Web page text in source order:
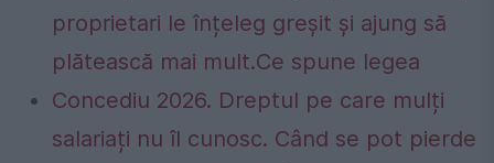
proprietari le înțeleg greșit și ajung să
plătească mai mult.Ce spune legea
Concediu 2026. Dreptul pe care mulți
salariați nu îl cunosc. Când se pot pierde